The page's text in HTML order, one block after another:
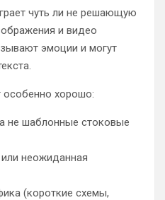
чуть ли не решающую
и видео
эмоции и могут
хорошо:
не шаблонные стоковые
неожиданная
(короткие схемы,